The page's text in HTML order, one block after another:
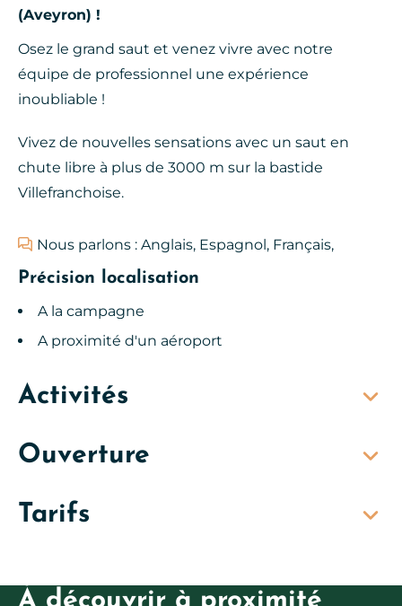
(Aveyron) !
Osez le grand saut et venez vivre avec notre
équipe de professionnel une expérience
inoubliable !
Vivez de nouvelles sensations avec un saut en
chute libre à plus de 3000 m sur la bastide
Villefranchoise.
Nous parlons : Anglais, Espagnol, Français,
Précision localisation
A la campagne
A proximité d'un aéroport
Activités
Ouverture
Tarifs